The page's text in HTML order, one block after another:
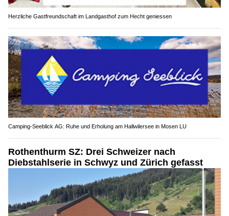
Herzliche Gastfreundschaft im Landgasthof zum Hecht geniessen
Camping-Seeblick AG: Ruhe und Erholung am Hallwilersee in Mosen LU
Rothenthurm SZ: Drei Schweizer nach
Diebstahlserie in Schwyz und Zürich gefasst